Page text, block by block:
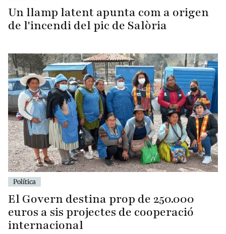
Un llamp latent apunta com a origen
de l'incendi del pic de Salòria
Política
El Govern destina prop de 250.000
euros a sis projectes de cooperació
internacional